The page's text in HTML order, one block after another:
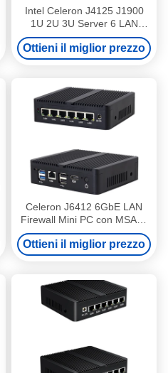
Intel Celeron J4125 J1900
1U 2U 3U Server 6 LAN
DDR4 8G RAM Server con
console
Ottieni il miglior prezzo
Celeron J6412 6GbE LAN
Firewall Mini PC con MSATA
SSD 32GB RAM Router nero
Firewall
Ottieni il miglior prezzo